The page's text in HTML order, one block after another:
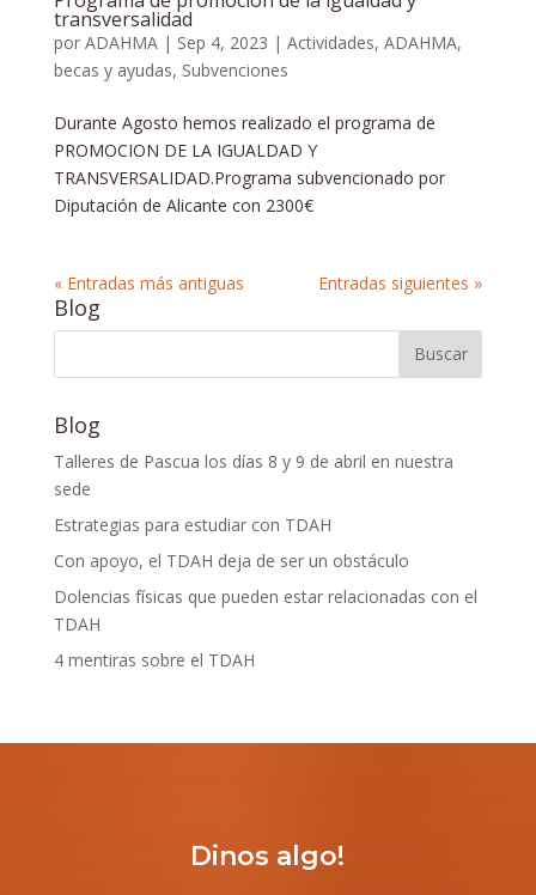
transversalidad
por ADAHMA| Sep 4, 2023 | Actividades, ADAHMA,
becas y ayudas, Subvenciones
Durante Agosto hemos realizado el programa de
PROMOCION DE LA IGUALDAD Y
TRANSVERSALIDAD.Programa subvencionado por
Diputación de Alicante con 2300€
« Entradas más antiguas Entradas siguientes »
Blog
Blog
Talleres de Pascua los días 8 y 9 de abril en nuestra
sede
Estrategias para estudiar con TDAH
Con apoyo, el TDAH deja de ser un obstáculo
Dolencias físicas que pueden estar relacionadas con el
TDAH
4 mentiras sobre el TDAH
Dinos algo!